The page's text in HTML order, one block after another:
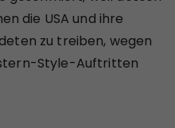
die USA und ihre
zu treiben, wegen
Style-Auftritten